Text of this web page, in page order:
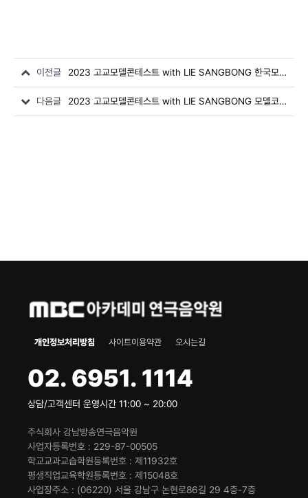
이전글 2023 고교모델콘테스트 with LIE SANGBONG 한국모델협회장상 / 김병준
다음글 2023 고교모델콘테스트 with LIE SANGBONG 모델코리아상 / 김동규
개인정보처리방침 사이트이용약관 오시는길
02. 6951. 1114
상담/고객센터 운영시간 11:00 ~ 20:00
주식회사 강남방송연극음악원
사업자등록번호
229-87-00505
학교교과교습학원등록번호
제11932호
평생직업교육학원등록번호
제15048호
사업장주소
(06220) 서울 강남구 논현로86길 29 4층-7층